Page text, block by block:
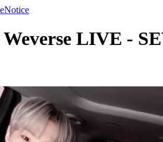
Notice
LIVE -